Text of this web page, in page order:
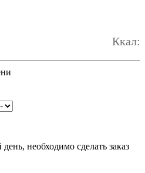
Ккал:
необходимо сделать заказ